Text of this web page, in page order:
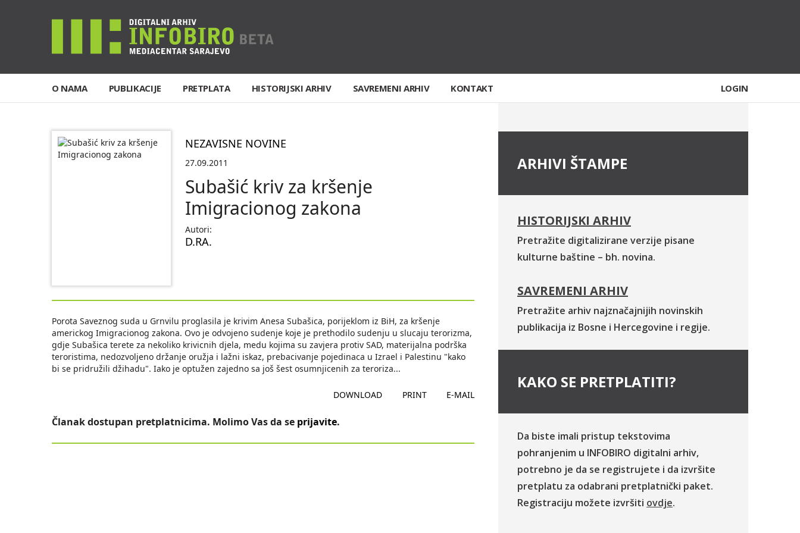
O NAMA PUBLIKACIJE PRETPLATA HISTORIJSKI ARHIV SAVREMENI ARHIV KONTAKT LOGIN
NEZAVISNE NOVINE
27.09.2011
Subašić kriv za kršenje
Imigracionog zakona
Autori:
D.RA.
Porota Saveznog suda u Grnvilu proglasila je krivim Anesa Subašica, porijeklom iz BiH, za kršenje
americkog Imigracionog zakona. Ovo je odvojeno sudenje koje je prethodilo sudenju u slucaju terorizma,
gdje Subašica terete za nekoliko krivicnih djela, medu kojima su zavjera protiv SAD, materijalna podrška
teroristima, nedozvoljeno držanje oružja i lažni iskaz, prebacivanje pojedinaca u Izrael i Palestinu "kako
bi se pridružili džihadu". Iako je optužen zajedno sa još šest osumnjicenih za teroriza...
DOWNLOAD PRINT E-MAIL
Članak dostupan pretplatnicima. Molimo Vas da se prijavite.
ARHIVI ŠTAMPE
HISTORIJSKI ARHIV
Pretražite digitalizirane verzije pisane
kulturne baštine – bh. novina.
SAVREMENI ARHIV
Pretražite arhiv najznačajnijih novinskih
publikacija iz Bosne i Hercegovine i regije.
KAKO SE PRETPLATITI?
Da biste imali pristup tekstovima
pohranjenim u INFOBIRO digitalni arhiv,
potrebno je da se registrujete i da izvršite
pretplatu za odabrani pretplatnički paket.
Registraciju možete izvršiti ovdje.